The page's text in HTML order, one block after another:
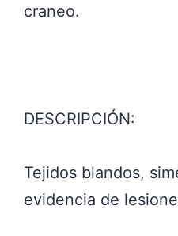
craneo.
DESCRIPCIÓN:
Tejidos blandos,
evidencia de